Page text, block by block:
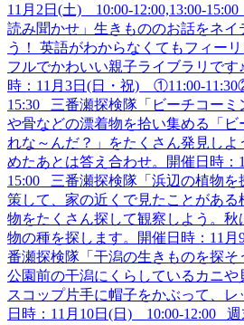
11月2日(土) 10:00-12:00,13:00-
読み聞かせ」生きもののお話をネイ
う！ 英語がわからなくてもフィー
フルでかわいい親子ライブラリで
時：11月3日(日・祝) ①11:00-
15:30 三番瀬探検隊「ビーチコーミ
や骨などの漂着物を拾い集める「ビ
れな～んだ？」をたくさん発見し
めたあとは答え合わせ。開催日時
15:00 三番瀬探検隊「浜辺の植物を
策して、家の近くで見たことがあ
物をたくさん探して観察しよう。
物の種を探します。開催日時：11
番瀬探検隊「干潟の生きものを探
公園前の干潟にくらしているカニや
スコップ片手に帽子をかぶって、
日時：11月10日(日) 10:00-12:00